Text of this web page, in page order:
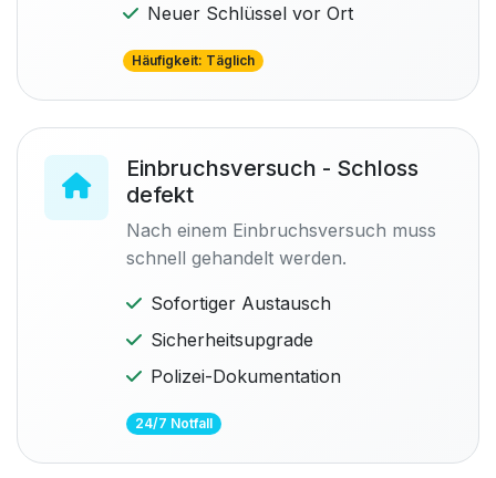
Neuer Schlüssel vor Ort
Häufigkeit: Täglich
Einbruchsversuch - Schloss
defekt
Nach einem Einbruchsversuch muss
schnell gehandelt werden.
Sofortiger Austausch
Sicherheitsupgrade
Polizei-Dokumentation
24/7 Notfall